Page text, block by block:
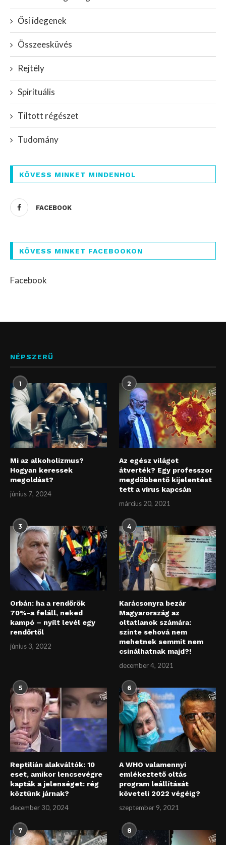
Ősi idegenek
Összeesküvés
Rejtély
Spirituális
Tiltott régészet
Tudomány
KÖVESS MINKET MINDENHOL
FACEBOOK
KÖVESS MINKET FACEBOOKON
Facebook
NÉPSZERŰ
1
Mi az alkoholizmus?
Hogyan keressek
megoldást?
június 7, 2024
2
Az egész világot
átverték? Egy professzor
megdöbbentő kijelentést
tett a vírus kapcsán
március 20, 2021
3
Orbán: ha a rendőrök
70%-a feláll, neked
kampó – nyílt levél egy
rendőrtől
június 3, 2022
4
Karácsonyra bezár
Magyarország az
oltatlanok számára:
szinte sehová nem
mehetnek semmit nem
csinálhatnak majd?!
december 4, 2021
5
Reptilián alakváltók: 10
eset, amikor lencsevégre
kapták a jelenséget: rég
köztünk járnak?
december 30, 2024
6
A WHO valamennyi
emlékeztető oltás
program leállítását
követeli 2022 végéig?
szeptember 9, 2021
7 8